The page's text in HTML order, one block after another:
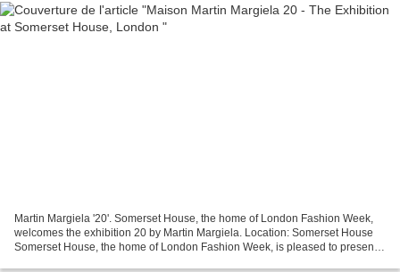
Martin Margiela '20'. Somerset House, the home of London Fashion Week,
welcomes the exhibition 20 by Martin Margiela. Location: Somerset House
Somerset House, the home of London Fashion Week, is pleased to present